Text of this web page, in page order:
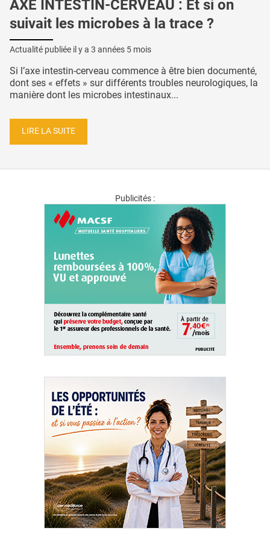
AXE INTESTIN-CERVEAU : Et si on
suivait les microbes à la trace ?
Actualité publiée il y a 3 années 5 mois
Si l’axe intestin-cerveau commence à être bien documenté,
dont ses « effets » sur différents troubles neurologiques, la
manière dont les microbes intestinaux...
LIRE LA SUITE
Publicités :